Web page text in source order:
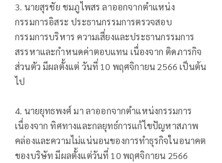
3. นายสุรชัย ชมภูไพสร ลาออกจากตำแหน่ง
กรรมการอิสระ ประธานกรรมการตรวจสอบ
กรรมการบริหาร ความเสี่ยงและประธานกรรมการ
สรรหาและกำหนดค่าตอบแทน เนื่องจาก ติดภารกิจ
ส่วนตัว มีผลตั้งแต่ วันที่ 10 พฤศจิกายน 2566 เป็นต้น
ไป
4. นายยุทธพงศ์ มา ลาออกจากตำแหน่งกรรมการ
เนื่องจาก ทิศทางและกลยุทธ์การแก้ไขปัญหาสภาพ
คล่องและความไม่แน่นอนของการทำธุรกิจในอนาคต
ของบริษัท มีผลตั้งแต่วันที่ 10 พฤศจิกายน 2566